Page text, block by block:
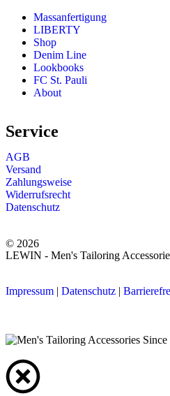
Massanfertigung
LIBERTY
Shop
Denim Line
Lookbooks
FC St. Pauli
About
Service
AGB
Versand
Zahlungsweise
Widerrufsrecht
Datenschutz
© 2026
LEWIN - Men's Tailoring
Impressum | Datenschutz |